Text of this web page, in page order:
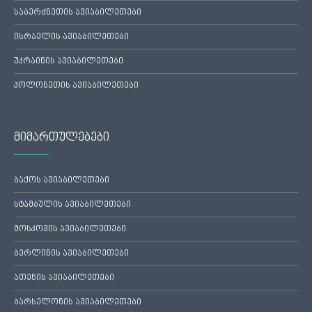
საბერძნეთის ავიაბილეთები
ისრაელის ავიაბილეთები
უკრაინის ავიაბილეთები
პოლონეთის ავიაბილეთები
მიმართულებები
ბაქოს ავიაბილეთები
სტამბულის ავიაბილეთები
მოსკოვის ავიაბილეთები
ბერლინის ავიაბილეთები
ათენის ავიაბილეთები
ბარსელონის ავიაბილეთები